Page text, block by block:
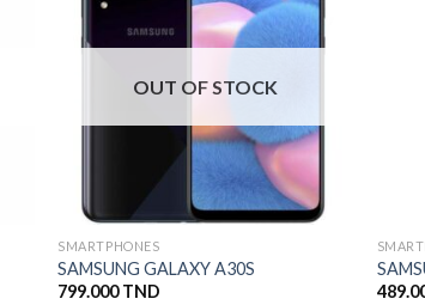
OUT OF STOCK
SMARTPHONES
SAMSUNG GALAXY A30S
799.000TND